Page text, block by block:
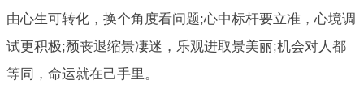
由心生可转化，换个角度看问题;心中标杆要立准，心境调
试更积极;颓丧退缩景凄迷，乐观进取景美丽;机会对人都
等同，命运就在己手里。